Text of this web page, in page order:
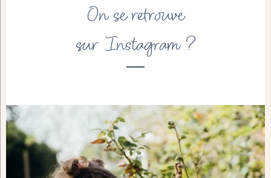
On se retrouve
sur Instagram ?